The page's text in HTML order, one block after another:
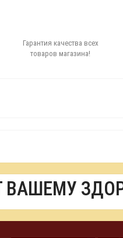
Гарантия качества всех
товаров магазина!
ВАШЕМУ